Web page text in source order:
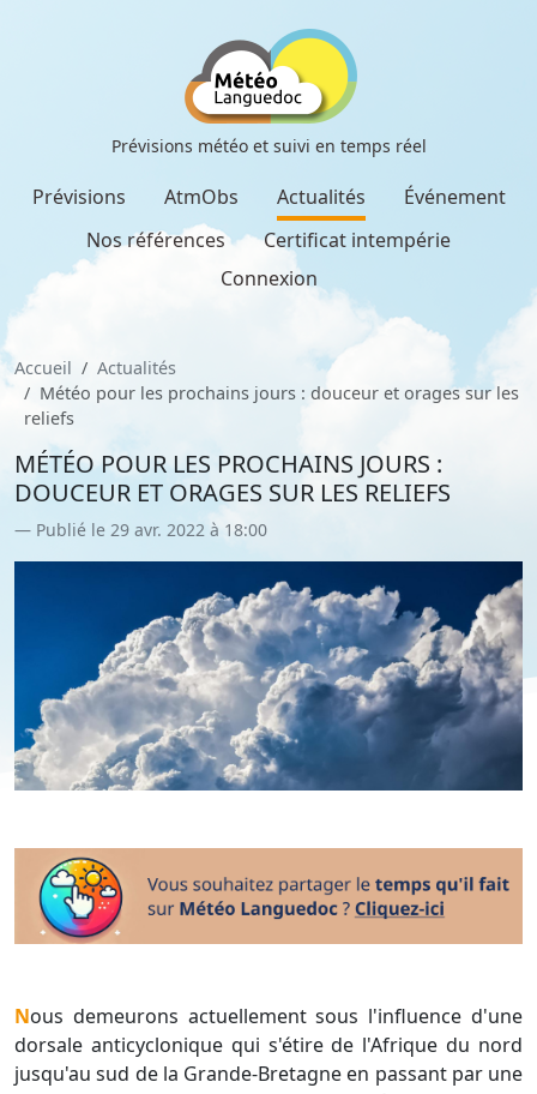
Prévisions météo et suivi en temps réel
Prévisions AtmObs Actualités
Événement
Nos références
Certificat intempérie
Connexion
Accueil
Actualités
Météo pour les prochains jours : douceur et orages sur les
reliefs
MÉTÉO POUR LES PROCHAINS JOURS :
DOUCEUR ET ORAGES SUR LES RELIEFS
Publié le 29 avr. 2022 à 18:00
Nous demeurons actuellement sous l'influence d'une
dorsale anticyclonique qui s'étire de l'Afrique du nord
jusqu'au sud de la Grande-Bretagne en passant par une